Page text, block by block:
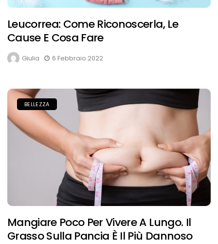
Leucorrea: Come Riconoscerla, Le
Cause E Cosa Fare
Giulia 6 Febbraio 2022
BELLEZZA
Mangiare Poco Per Vivere A Lungo. Il
Grasso Sulla Pancia È Il Più Dannoso